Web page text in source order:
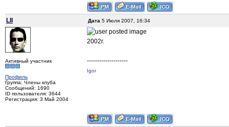
LII Дата 5 Июля 2007, 16:34
Активный участник
Профиль
Группа: Члены клуба
Сообщений: 1690
ID пользователя: 3644
Регистрация: 3 Май 2004
2002г.
--------------------
Igor